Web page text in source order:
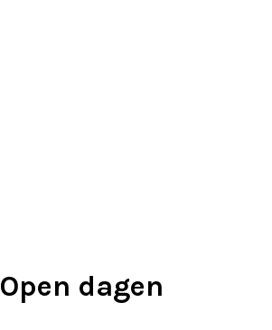
Open dagen